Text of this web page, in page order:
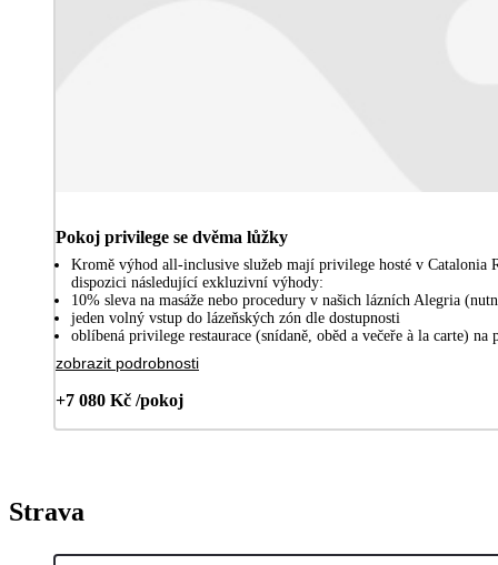
Pokoj privilege se dvěma lůžky
Kromě výhod all-inclusive služeb mají privilege hosté v Catalonia
dispozici následující exkluzivní výhody:
10% sleva na masáže nebo procedury v našich lázních Alegria
jeden volný vstup do lázeňských zón dle dostupnosti
oblíbená privilege restaurace (snídaně, oběd a večeře à la carte)
zobrazit podrobnosti
+7 080 Kč /pokoj
Strava